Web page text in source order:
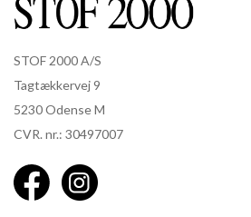
STOF 2000 A/S
Tagtækkervej 9
5230 Odense M
CVR. nr.: 30497007